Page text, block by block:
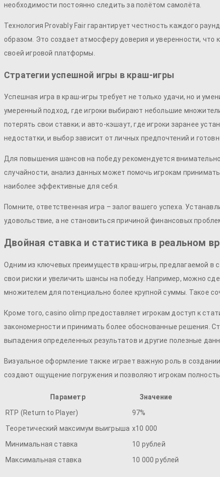
необходимости постоянно следить за полётом самолёта.
Технология Provably Fair гарантирует честность каждого
образом. Это создает атмосферу доверия и уверенности,
своей игровой платформы.
Стратегии успешной игры в краш-игры
Успешная игра в краш-игры требует не только удачи, но и
умеренный подход, где игроки выбирают небольшие
потерять свои ставки; и авто-кэшаут, где игроки заранее
недостатки, и выбор зависит от личных предпочтений и
Для повышения шансов на победу рекомендуется
случайности, анализ данных может помочь игрокам
наиболее эффективные для себя.
Помните, ответственная игра – залог вашего успеха.
удовольствие, а не становиться причиной финансовых
Двойная ставка и статистика в реальном
Одним из ключевых преимуществ краш-игры, предлагаемой в
свои риски и увеличить шансы на победу. Например, можно
множителем для потенциально более крупной суммы. Такое
Кроме того, casino olimp предоставляет игрокам доступ к
закономерности и принимать более обоснованные решения.
выпадения определенных результатов и другие полезные
Визуальное оформление также играет важную роль в
создают ощущение погружения и позволяют игрокам
Параметр
Значение
RTP (Return to Player)
97%
Теоретический максимум выигрыша x10 000
Минимальная ставка
10 рублей
Максимальная ставка
10 000 рублей